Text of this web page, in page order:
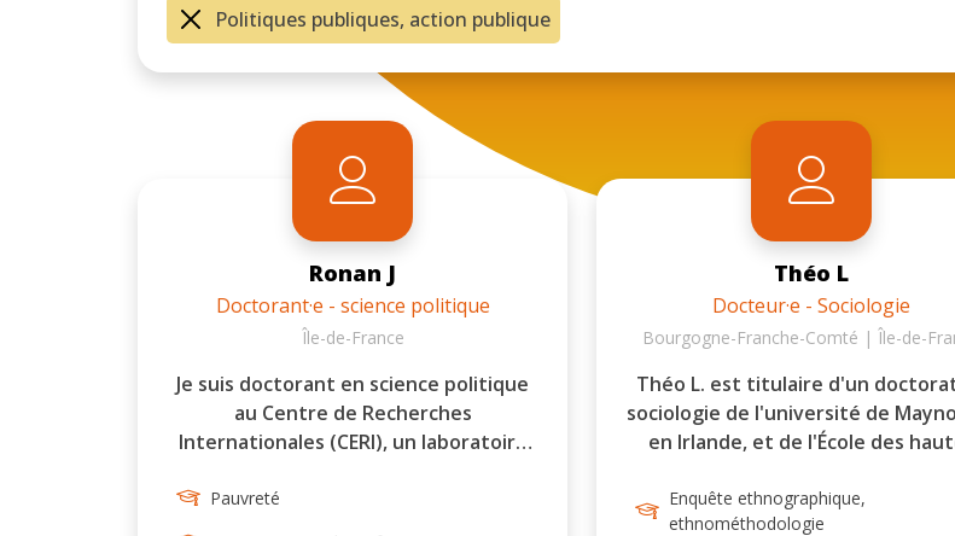
Politiques publiques, action publique
Ronan J
Doctorant·e - science politique
Île-de-France
Je suis doctorant en science politique
au Centre de Recherches
Internationales (CERI), un laboratoire
la sociologie de la planification, de la
mise en œuvre et de la réception par
Pauvreté
Théo L
Docteur·e - Sociologie
Bourgogne-Franche-Comté | Île-de-
Théo L. est titulaire d'un
sociologie de l'université de
en Irlande, et de l'École des
Il a publié plusieurs articles de
recherche et de diffusion de la
Enquête ethnographique,
ethnométhodologie